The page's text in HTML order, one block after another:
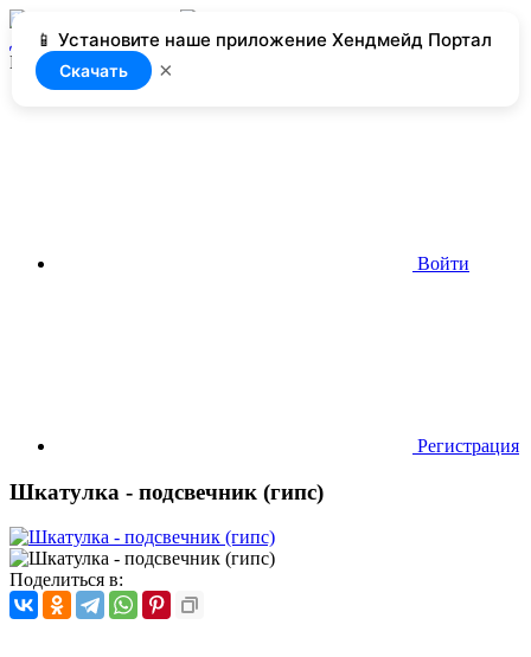
📱 Установите наше приложение Хендмейд Портал
Скачать ×
Добавить
Нет доступа
Войти
Регистрация
Шкатулка - подсвечник (гипс)
Поделиться в: